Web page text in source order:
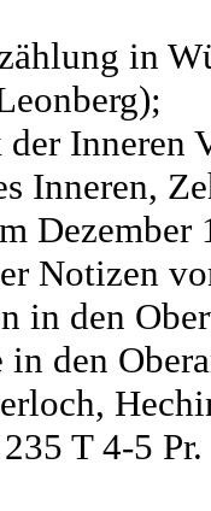
in
Inneren
Inneren,
Notizen
in den
den
T 4-5